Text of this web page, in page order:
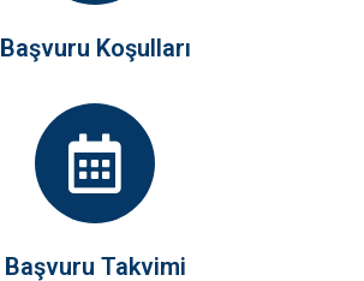
Başvuru Koşulları
Başvuru Takvimi